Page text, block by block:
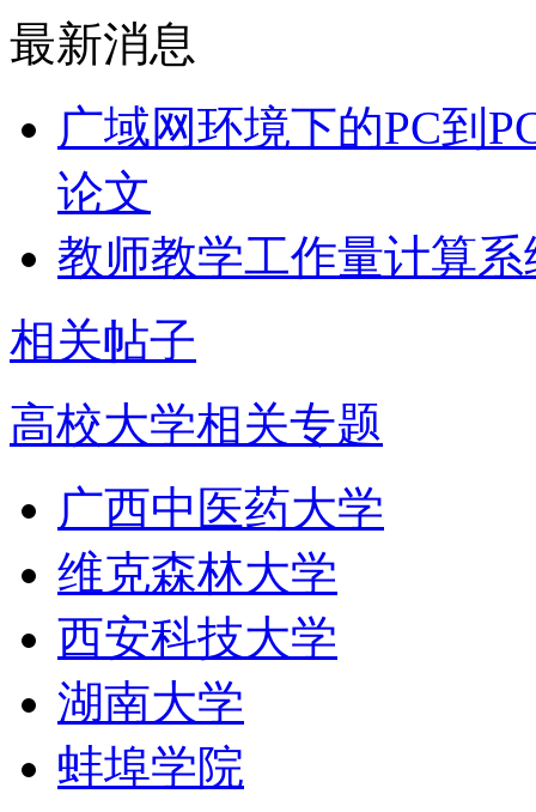
最新消息
广域网环境下的PC到
论文
教师教学工作量计算
相关帖子
高校大学相关专题
广西中医药大学
维克森林大学
西安科技大学
湖南大学
蚌埠学院